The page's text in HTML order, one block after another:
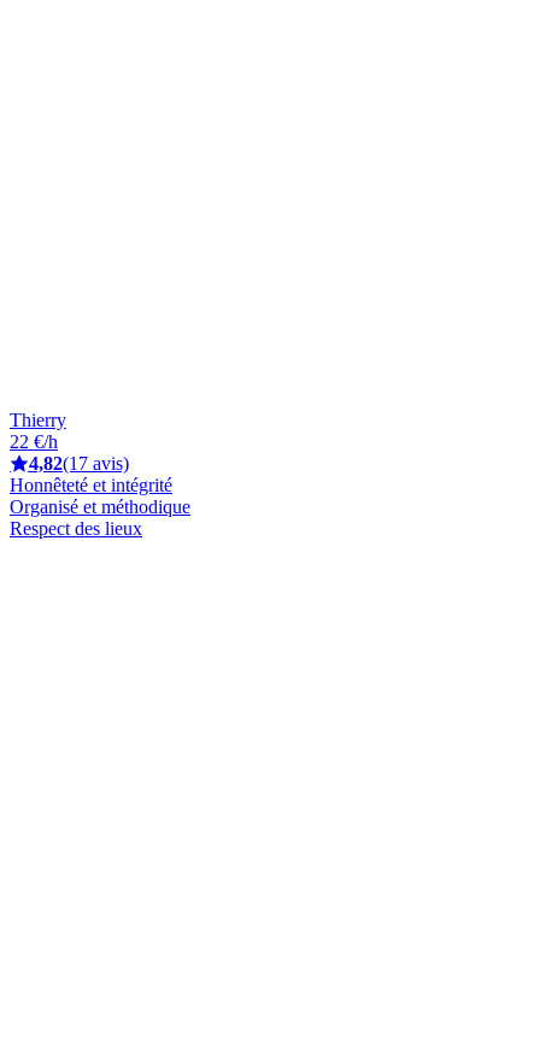
Thierry
22 €/h
4,82(17 avis)
Honnêteté et intégrité
Organisé et méthodique
Respect des lieux